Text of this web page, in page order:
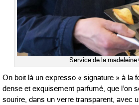
Service de la madeleine
On boit là un expresso « signature » à la
dense et exquisement parfumé, que l’on
sourire, dans un verre transparent, avec